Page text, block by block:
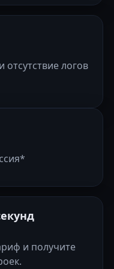
логов
и получите